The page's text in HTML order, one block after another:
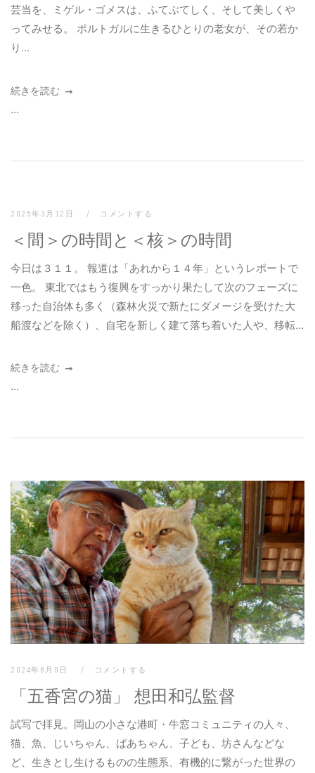
芸当を、ミゲル・ゴメスは、ふてぶてしく、そして美しくや
ってみせる。 ポルトガルに生きるひとりの老女が、その若か
り...
続きを読む
...
2025年3月12日 コメントする
＜間＞の時間と＜核＞の時間
今日は３１１。 報道は「あれから１４年」というレポートで
一色。 東北ではもう復興をすっかり果たして次のフェーズに
移った自治体も多く（森林火災で新たにダメージを受けた大
船渡などを除く）、自宅を新しく建て落ち着いた人や、移転...
続きを読む
...
2024年8月9日 コメントする
「五香宮の猫」 想田和弘監督
試写で拝見。岡山の小さな港町・牛窓コミュニティの人々、
猫、魚、じいちゃん、ばあちゃん、子ども、坊さんなどな
ど、生きとし生けるものの生態系、有機的に繋がった世界の